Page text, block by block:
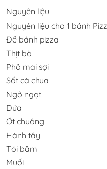
Nguyên liệu
Nguyên liệu cho 1 bánh
Đế bánh pizza
Thịt bò
Phô mai sợi
Sốt cà chua
Ngô ngọt
Dứa
Ớt chuông
Hành tây
Tỏi băm
Muối